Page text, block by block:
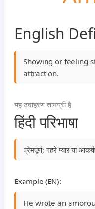
English
Showing or feeling
attraction.
यह उदाहरण सामग्री है
हिंदी परिभाषा
प्रेमपूर्ण; गहरे प्यार या
Example (EN):
He wrote an